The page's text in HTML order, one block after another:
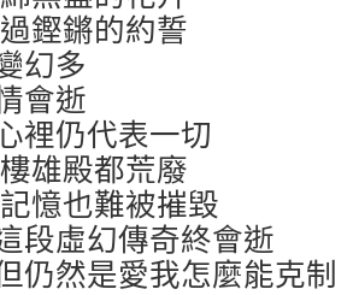
鏗鏘的約誓
幻多
會逝
裡仍代表一切
雄殿都荒廢
憶也難被摧毀
段虛幻傳奇終會逝
仍然是愛我怎麼能克制